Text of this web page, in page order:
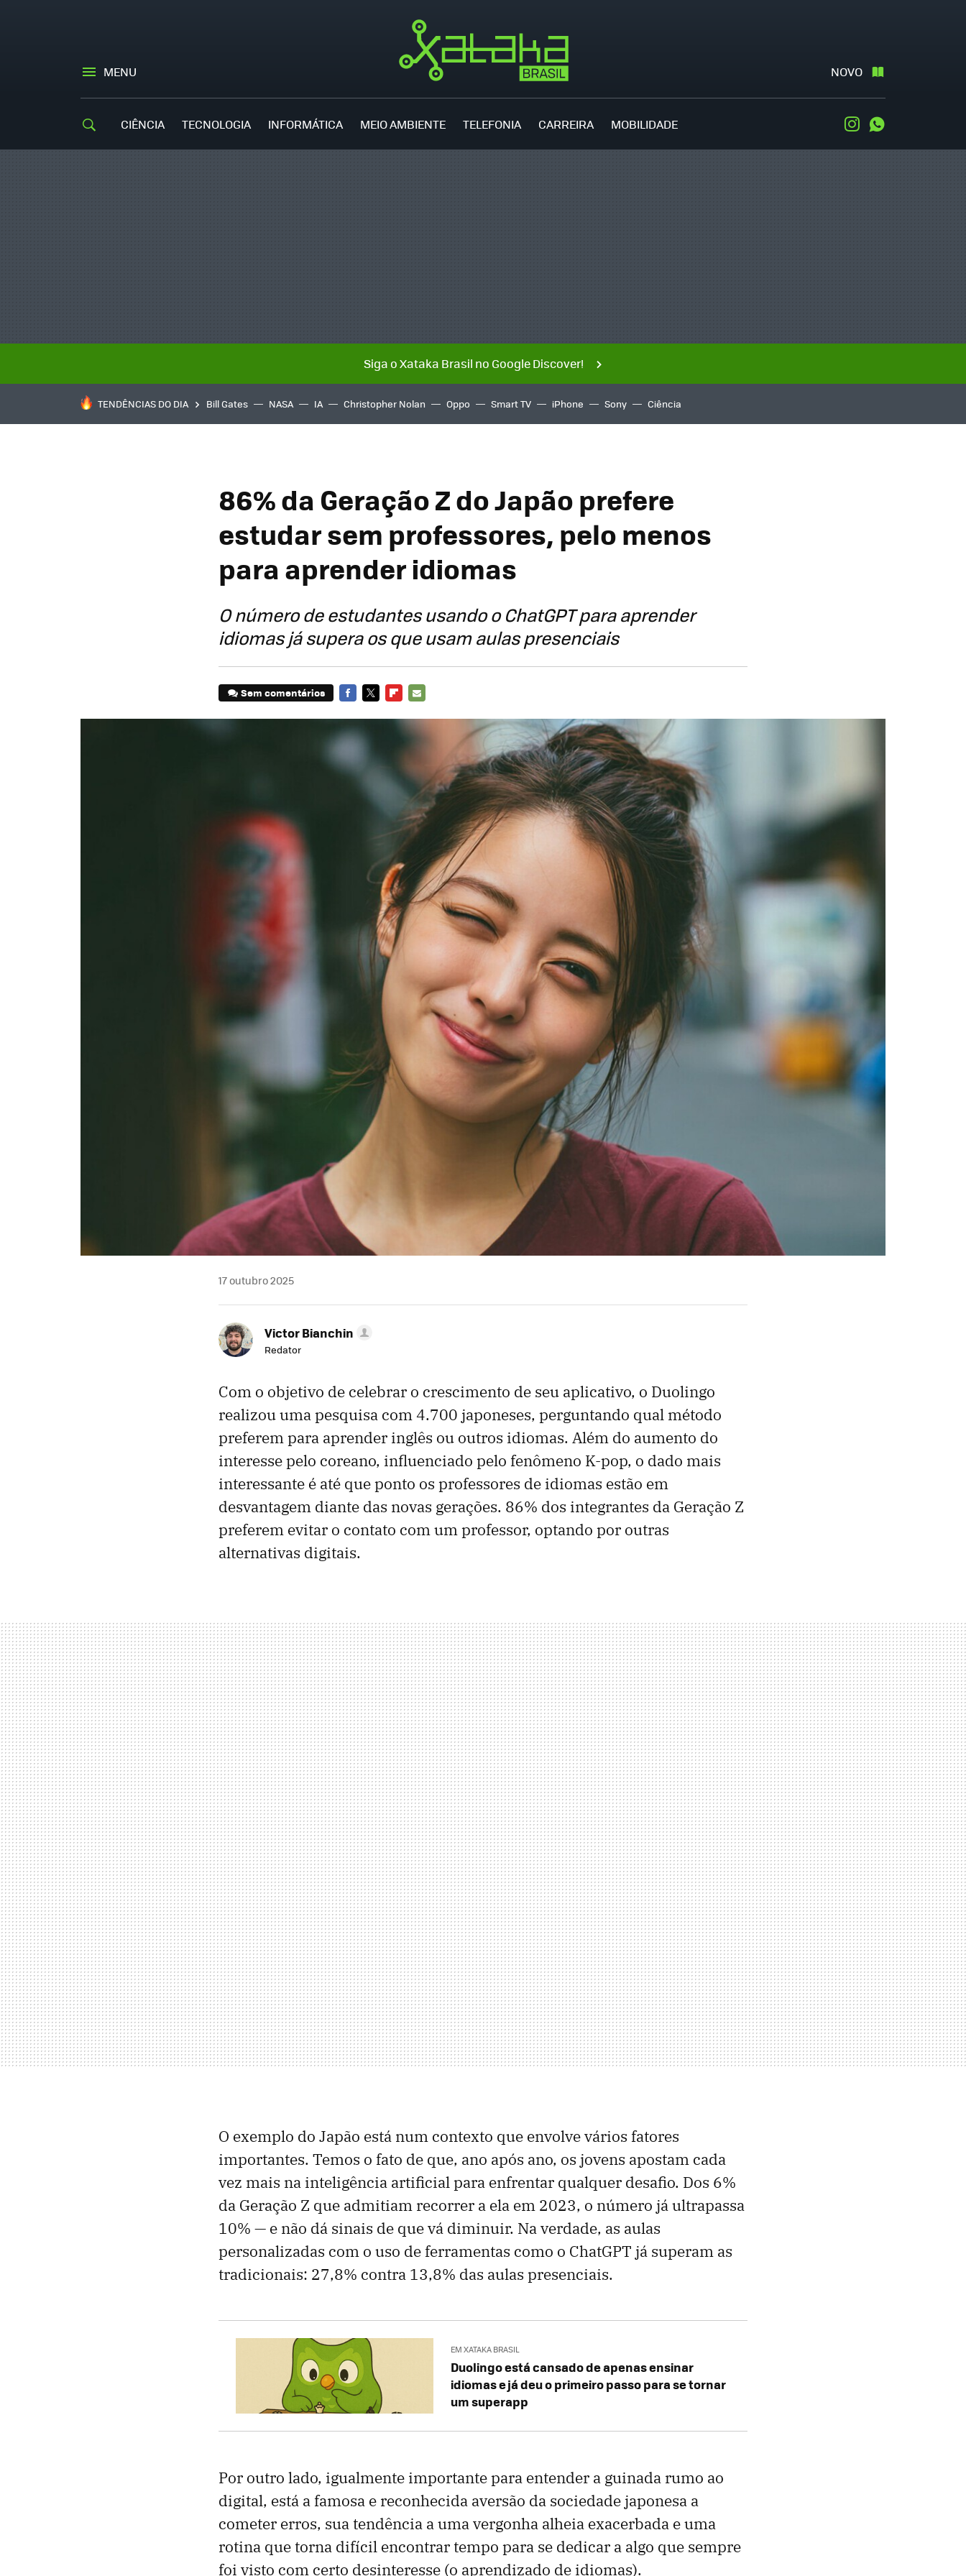
MENU NOVO
CIÊNCIA TECNOLOGIA INFORMÁTICA MEIO AMBIENTE TELEFONIA CARREIRA MOBILIDADE Instagram
Siga o Xataka Brasil no Google Discover!
TENDÊNCIAS DO DIA Bill Gates NASA IA Christopher Nolan Oppo Smart TV iPhone Sony Ciência
86% da Geração Z do Japão prefere
estudar sem professores, pelo menos
para aprender idiomas
O número de estudantes usando o ChatGPT para aprender
idiomas já supera os que usam aulas presenciais
Sem comentários
MAIL
17 outubro 2025
Victor Bianchin
Redator
Com o objetivo de celebrar o crescimento de seu aplicativo, o Duolingo
realizou uma pesquisa com 4.700 japoneses, perguntando qual método
preferem para aprender inglês ou outros idiomas. Além do aumento do
interesse pelo coreano, influenciado pelo fenômeno K-pop, o dado mais
interessante é até que ponto os professores de idiomas estão em
desvantagem diante das novas gerações. 86% dos integrantes da Geração Z
preferem evitar o contato com um professor, optando por outras
alternativas digitais.
O exemplo do Japão está num contexto que envolve vários fatores
importantes. Temos o fato de que, ano após ano, os jovens apostam cada
vez mais na inteligência artificial para enfrentar qualquer desafio. Dos 6%
da Geração Z que admitiam recorrer a ela em 2023, o número já ultrapassa
10% — e não dá sinais de que vá diminuir. Na verdade, as aulas
personalizadas com o uso de ferramentas como o ChatGPT já superam as
tradicionais: 27,8% contra 13,8% das aulas presenciais.
EM XATAKA BRASIL
Duolingo está cansado de apenas ensinar
idiomas e já deu o primeiro passo para se tornar
um superapp
Por outro lado, igualmente importante para entender a guinada rumo ao
digital, está a famosa e reconhecida aversão da sociedade japonesa a
cometer erros, sua tendência a uma vergonha alheia exacerbada e uma
rotina que torna difícil encontrar tempo para se dedicar a algo que sempre
foi visto com certo desinteresse (o aprendizado de idiomas).